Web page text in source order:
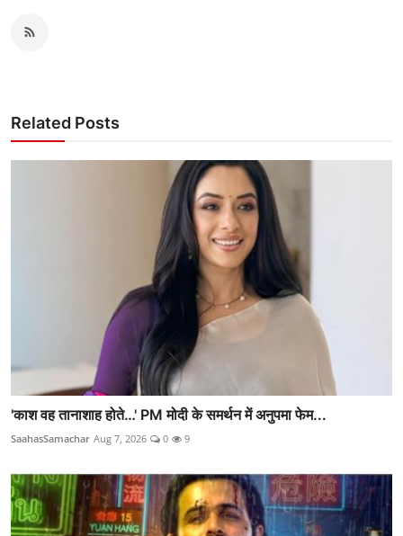
Related Posts
'काश वह तानाशाह होते…' PM मोदी के समर्थन में अनुपमा फेम...
SaahasSamachar Aug 7, 2026 0 9